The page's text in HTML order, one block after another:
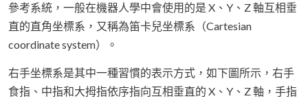
參考系統，一般在機器人學中會使用的是 X、Y、Z 軸互相垂
直的直角坐標系，又稱為笛卡兒坐標系（Cartesian
coordinate system）。
右手坐標系是其中一種習慣的表示方式，如下圖所示，右手
食指、中指和大拇指依序指向互相垂直的 X、Y、Z 軸，手指